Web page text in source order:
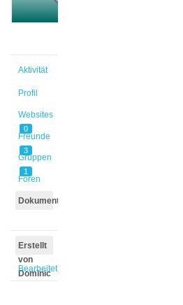
Aktivität
Profil
Websites
0
Freunde
3
Gruppen
1
Foren
Dokumente
Erstellt
von
Dominic
Bearbeitet